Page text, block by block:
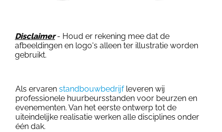
Disclaimer- Houd er rekening mee dat de
afbeeldingen en logo's alleen ter illustratie worden
gebruikt.
Als ervaren standbouwbedrijfleveren wij
professionele huurbeursstanden voor beurzen en
evenementen. Van het eerste ontwerp tot de
uiteindelijke realisatie werken alle disciplines onder
één dak.